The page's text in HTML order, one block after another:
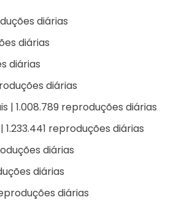
diárias
diárias
diárias
diárias
| 1.008.789 reproduções diárias
reproduções diárias
diárias
diárias
diárias